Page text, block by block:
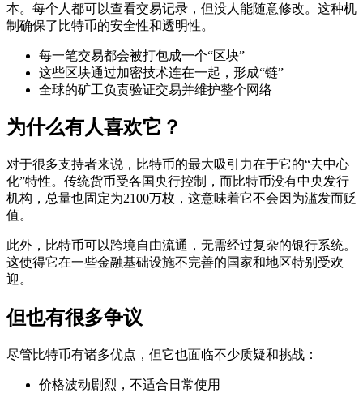
本。每个人都可以查看交易记录，但没人能随意修改。这种机
制确保了比特币的安全性和透明性。
每一笔交易都会被打包成一个“区块”
这些区块通过加密技术连在一起，形成“链”
全球的矿工负责验证交易并维护整个网络
为什么有人喜欢它？
对于很多支持者来说，比特币的最大吸引力在于它的“去中心
化”特性。传统货币受各国央行控制，而比特币没有中央发行
机构，总量也固定为2100万枚，这意味着它不会因为滥发而贬
值。
此外，比特币可以跨境自由流通，无需经过复杂的银行系统。
这使得它在一些金融基础设施不完善的国家和地区特别受欢
迎。
但也有很多争议
尽管比特币有诸多优点，但它也面临不少质疑和挑战：
价格波动剧烈，不适合日常使用